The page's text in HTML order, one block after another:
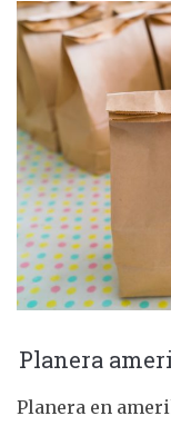
Planera
Planera en